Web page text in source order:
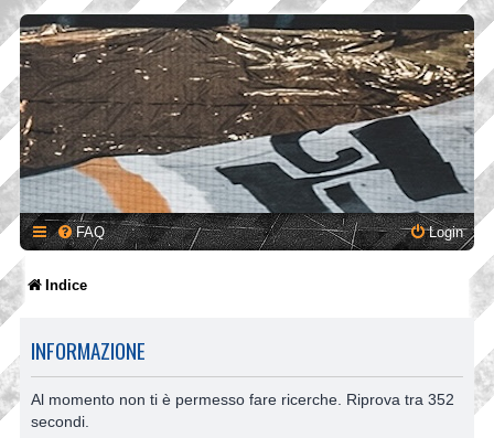
FAQ Login
Indice
INFORMAZIONE
Al momento non ti è permesso fare ricerche. Riprova tra 352
secondi.